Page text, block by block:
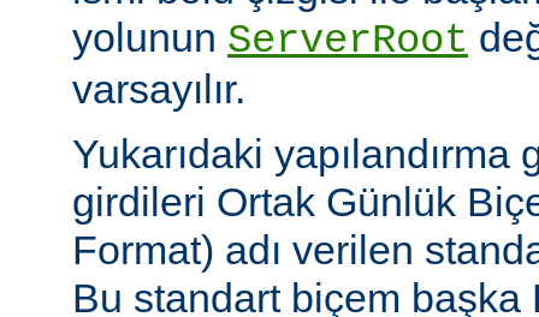
yolunun ServerRoot
varsayılır.
Yukarıdaki yapılandırma
girdileri Ortak Günlük
Format) adı verilen
Bu standart biçem başka